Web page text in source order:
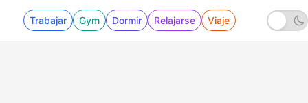
Trabajar Gym Dormir Relajarse Viaje